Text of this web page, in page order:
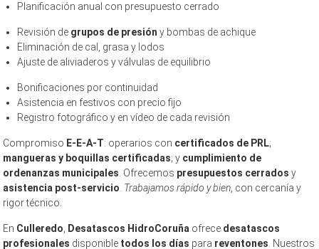
Planificación anual con presupuesto cerrado
Revisión de grupos de presión y bombas de achique
Eliminación de cal, grasa y lodos
Ajuste de aliviaderos y válvulas de equilibrio
Bonificaciones por continuidad
Asistencia en festivos con precio fijo
Registro fotográfico y en vídeo de cada revisión
Compromiso E-E-A-T: operarios con certificados de PRL;
mangueras y boquillas certificadas; y cumplimiento de
ordenanzas municipales. Ofrecemos presupuestos cerrados y
asistencia post-servicio. Trabajamos rápido y bien, con cercanía y
rigor técnico.
En Culleredo, Desatascos HidroCoruña ofrece desatascos
profesionales disponible todos los días para reventones. Nuestros